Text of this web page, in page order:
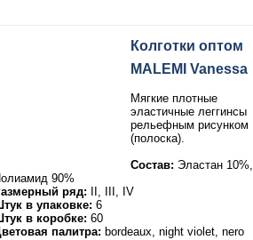
Колготки оптом
MALEMI Vanessa
Мягкие плотные
эластичные леггинсы
рельефным рисунком
(полоска).
Состав: Эластан 10%,
90%
ряд:
II, III, IV
в упаковке: 6
в коробке: 60
палитра: bordeaux, night violet, nero